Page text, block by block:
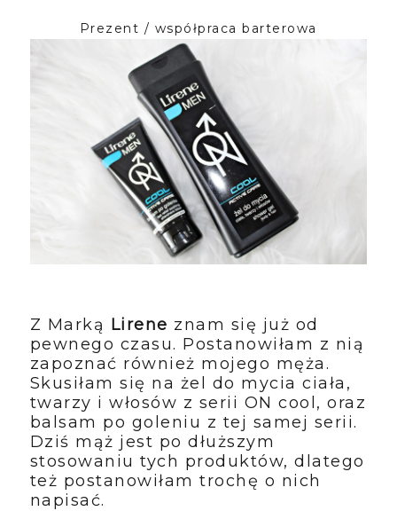
Prezent / współpraca barterowa
Z Marką Lirene znam się już od
pewnego czasu. Postanowiłam z nią
zapoznać również mojego męża.
Skusiłam się na żel do mycia ciała,
twarzy i włosów z serii ON cool, oraz
balsam po goleniu z tej samej serii.
Dziś mąż jest po dłuższym
stosowaniu tych produktów, dlatego
też postanowiłam trochę o nich
napisać.